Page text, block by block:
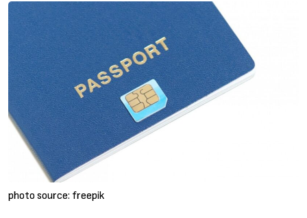
photo source: freepik